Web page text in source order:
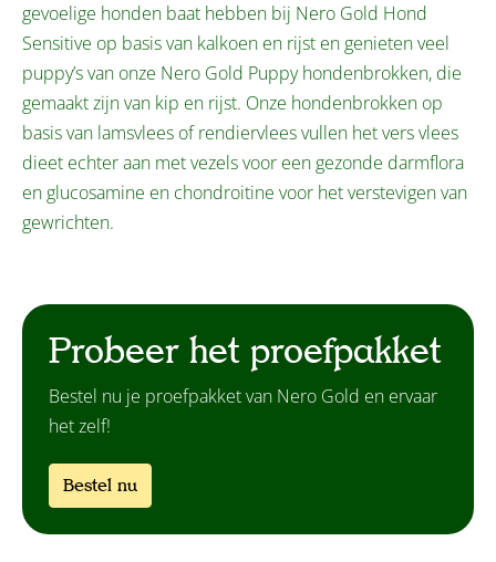
gevoelige honden baat hebben bij Nero Gold Hond
Sensitive op basis van kalkoen en rijst en genieten veel
puppy’s van onze Nero Gold Puppy hondenbrokken, die
gemaakt zijn van kip en rijst. Onze hondenbrokken op
basis van lamsvlees of rendiervlees vullen het vers vlees
dieet echter aan met vezels voor een gezonde darmflora
en glucosamine en chondroitine voor het verstevigen van
gewrichten.
Probeer het proefpakket
Bestel nu je proefpakket van Nero Gold en ervaar
het zelf!
Bestel nu